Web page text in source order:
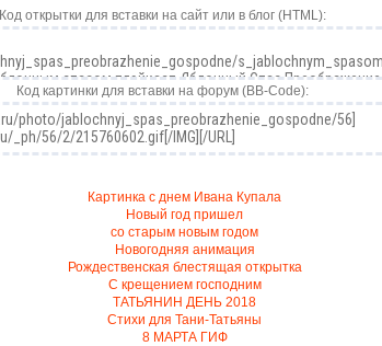
Код открытки для вставки на сайт или в блог (HTML):
Код картинки для вставки на форум (BB-Code):
Картинка с днем Ивана Купала
Новый год пришел
со старым новым годом
Новогодняя анимация
Рождественская блестящая открытка
С крещением господним
ТАТЬЯНИН ДЕНЬ 2018
Стихи для Тани-Татьяны
8 МАРТА ГИФ